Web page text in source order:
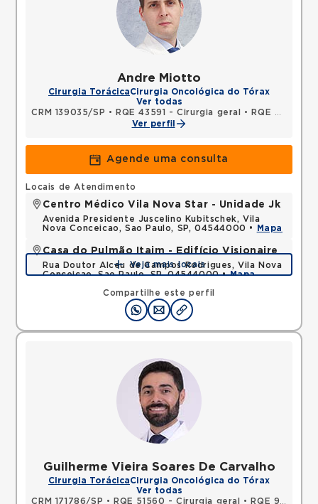
Andre Miotto
Cirurgia TorácicaCirurgia Oncológica do Tórax
Ver todas
CRM 139035/SP • RQE 43591 - Cirurgia geral •
RQE 58276 - Cirurgia torácica
Ver perfil
Agende uma consulta
Compartilhe este perfil
Locais de Atendimento
Centro Médico Vila Nova Star - Unidade Jk
Avenida Presidente Juscelino Kubitschek, Vila
Nova Conceicao, Sao Paulo, SP, 04544000 •
Mapa
Casa do Pulmão Itaim - Edifício Visionaire
Rua Doutor Alceu de Campos Rodrigues, Vila Nova
Conceicao, Sao Paulo, SP, 04544000 •Mapa
Veja mais locais
Guilherme Vieira Soares De Carvalho
Cirurgia TorácicaCirurgia Oncológica do Tórax
Ver todas
CRM 171786/SP • RQE 51560 - Cirurgia geral • RQE 92597 - Cirurgia torácica